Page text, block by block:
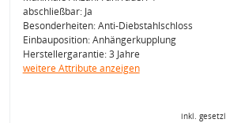
abschließbar: Ja
Besonderheiten: Anti-Diebstahlschloss
Einbauposition: Anhängerkupplung
Herstellergarantie: 3 Jahre
weitere Attribute anzeigen
inkl.